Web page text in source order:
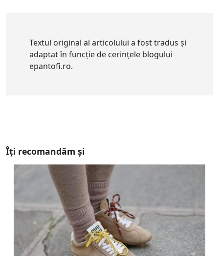
Textul original al articolului a fost tradus și
adaptat în funcție de cerințele blogului
epantofi.ro.
Îți recomandăm și